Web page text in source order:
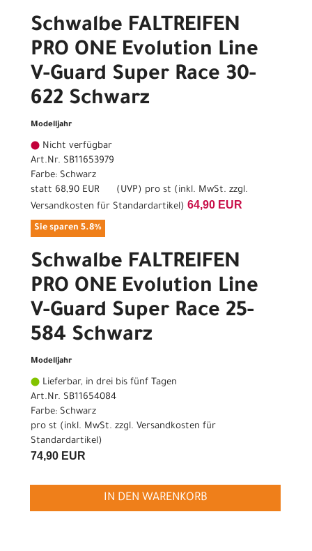
Schwalbe FALTREIFEN
PRO ONE Evolution Line
V-Guard Super Race 30-
622 Schwarz
Modelljahr
Nicht verfügbar
Art.Nr. SB11653979
Farbe: Schwarz
statt 68,90 EUR ( UVP) pro st (inkl. MwSt. zzgl.
Versandkosten für Standardartikel) 64,90 EUR
Sie sparen 5.8%
Schwalbe FALTREIFEN
PRO ONE Evolution Line
V-Guard Super Race 25-
584 Schwarz
Modelljahr
Lieferbar, in drei bis fünf Tagen
Art.Nr. SB11654084
Farbe: Schwarz
pro st (inkl. MwSt. zzgl. Versandkosten für
Standardartikel)
74,90 EUR
IN DEN WARENKORB